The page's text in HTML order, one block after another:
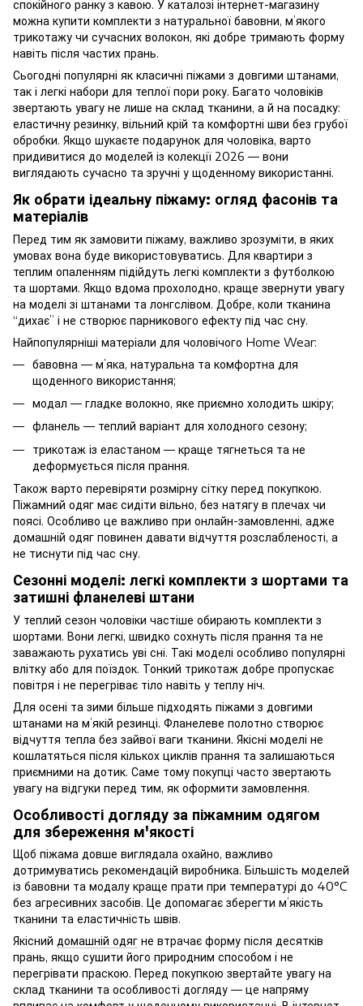
спокійного ранку з кавою. У каталозі інтернет-магазину
можна купити комплекти з натуральної бавовни, м’якого
трикотажу чи сучасних волокон, які добре тримають форму
навіть після частих прань.
Сьогодні популярні як класичні піжами з довгими штанами,
так і легкі набори для теплої пори року. Багато чоловіків
звертають увагу не лише на склад тканини, а й на посадку:
еластичну резинку, вільний крій та комфортні шви без грубої
обробки. Якщо шукаєте подарунок для чоловіка, варто
придивитися до моделей із колекції 2026 — вони
виглядають сучасно та зручні у щоденному використанні.
Як обрати ідеальну піжаму: огляд фасонів та
матеріалів
Перед тим як замовити піжаму, важливо зрозуміти, в яких
умовах вона буде використовуватись. Для квартири з
теплим опаленням підійдуть легкі комплекти з футболкою
та шортами. Якщо вдома прохолодно, краще звернути увагу
на моделі зі штанами та лонгслівом. Добре, коли тканина
“дихає” і не створює парникового ефекту під час сну.
Найпопулярніші матеріали для чоловічого Home Wear:
бавовна — м’яка, натуральна та комфортна для
щоденного використання;
модал — гладке волокно, яке приємно холодить шкіру;
фланель — теплий варіант для холодного сезону;
трикотаж із еластаном — краще тягнеться та не
деформується після прання.
Також варто перевіряти розмірну сітку перед покупкою.
Піжамний одяг має сидіти вільно, без натягу в плечах чи
поясі. Особливо це важливо при онлайн-замовленні, адже
домашній одяг повинен давати відчуття розслабленості, а
не тиснути під час сну.
Сезонні моделі: легкі комплекти з шортами та
затишні фланелеві штани
У теплий сезон чоловіки частіше обирають комплекти з
шортами. Вони легкі, швидко сохнуть після прання та не
заважають рухатись уві сні. Такі моделі особливо популярні
влітку або для поїздок. Тонкий трикотаж добре пропускає
повітря і не перегріває тіло навіть у теплу ніч.
Для осені та зими більше підходять піжами з довгими
штанами на м’якій резинці. Фланелеве полотно створює
відчуття тепла без зайвої ваги тканини. Якісні моделі не
кошлатяться після кількох циклів прання та залишаються
приємними на дотик. Саме тому покупці часто звертають
увагу на відгуки перед тим, як оформити замовлення.
Особливості догляду за піжамним одягом
для збереження м'якості
Щоб піжама довше виглядала охайно, важливо
дотримуватись рекомендацій виробника. Більшість моделей
із бавовни та модалу краще прати при температурі до 40°C
без агресивних засобів. Це допомагає зберегти м’якість
тканини та еластичність швів.
Якісний домашній одяг не втрачає форму після десятків
прань, якщо сушити його природним способом і не
перегрівати праскою. Перед покупкою звертайте увагу на
склад тканини та особливості догляду — це напряму